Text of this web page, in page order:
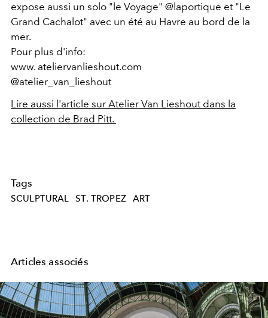
expose aussi un solo "le Voyage" @laportique et "Le
Grand Cachalot" avec un été au Havre au bord de la
mer.
Pour plus d'info:
www. ateliervanlieshout.com
@atelier_van_lieshout
Lire aussi l'article sur Atelier Van Lieshout dans la
collection de Brad Pitt.
Tags
SCULPTURAL ST. TROPEZ ART
Articles associés